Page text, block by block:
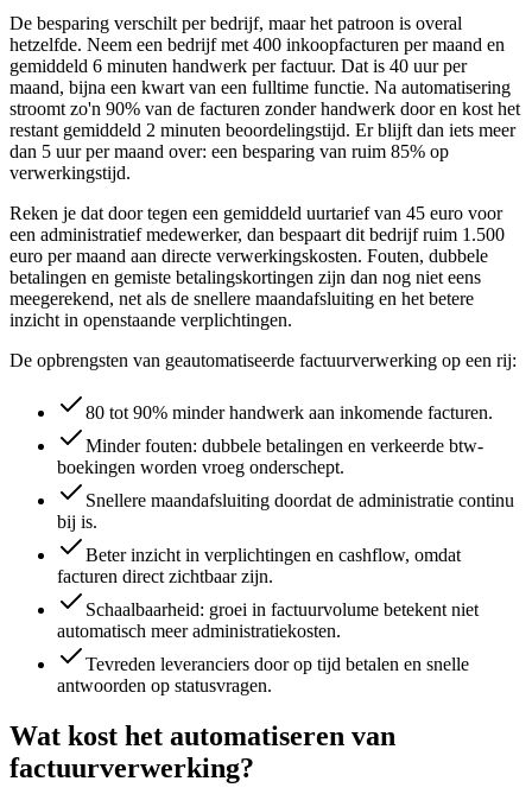
De besparing verschilt per bedrijf, maar het patroon is overal
hetzelfde. Neem een bedrijf met 400 inkoopfacturen per maand en
gemiddeld 6 minuten handwerk per factuur. Dat is 40 uur per
maand, bijna een kwart van een fulltime functie. Na automatisering
stroomt zo'n 90% van de facturen zonder handwerk door en kost het
restant gemiddeld 2 minuten beoordelingstijd. Er blijft dan iets meer
dan 5 uur per maand over: een besparing van ruim 85% op
verwerkingstijd.
Reken je dat door tegen een gemiddeld uurtarief van 45 euro voor
een administratief medewerker, dan bespaart dit bedrijf ruim 1.500
euro per maand aan directe verwerkingskosten. Fouten, dubbele
betalingen en gemiste betalingskortingen zijn dan nog niet eens
meegerekend, net als de snellere maandafsluiting en het betere
inzicht in openstaande verplichtingen.
De opbrengsten van geautomatiseerde factuurverwerking op een rij:
80 tot 90% minder handwerk aan inkomende facturen.
Minder fouten: dubbele betalingen en verkeerde btw-
boekingen worden vroeg onderschept.
Snellere maandafsluiting doordat de administratie continu
bij is.
Beter inzicht in verplichtingen en cashflow, omdat
facturen direct zichtbaar zijn.
Schaalbaarheid: groei in factuurvolume betekent niet
automatisch meer administratiekosten.
Tevreden leveranciers door op tijd betalen en snelle
antwoorden op statusvragen.
Wat kost het automatiseren van
factuurverwerking?